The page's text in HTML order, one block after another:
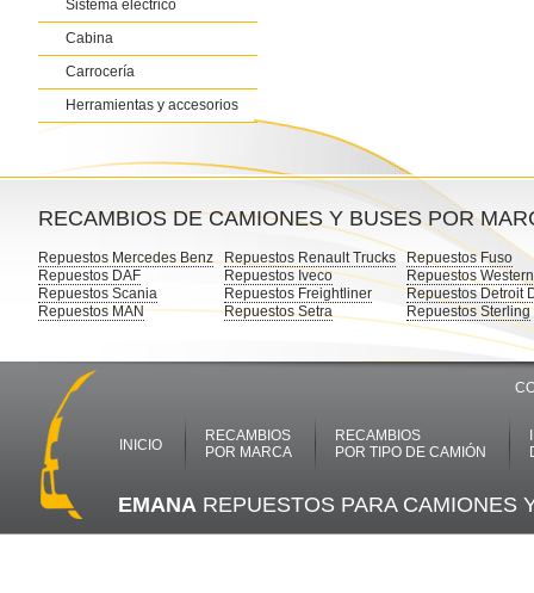
Sistema eléctrico
Cabina
Carrocería
Herramientas y accesorios
RECAMBIOS DE CAMIONES Y BUSES POR
Repuestos Mercedes Benz
Repuestos DAF
Repuestos Scania
Repuestos MAN
Repuestos Renault Trucks
Repuestos Iveco
Repuestos Freightliner
Repuestos Setra
Repuestos Fuso
Repuestos
Repuestos Detroit
Repuestos Sterling
INICIO
RECAMBIOS
POR MARCA
RECAMBIOS
POR TIPO DE CAMIÓN
EMANA REPUESTOS PARA CAMIONES